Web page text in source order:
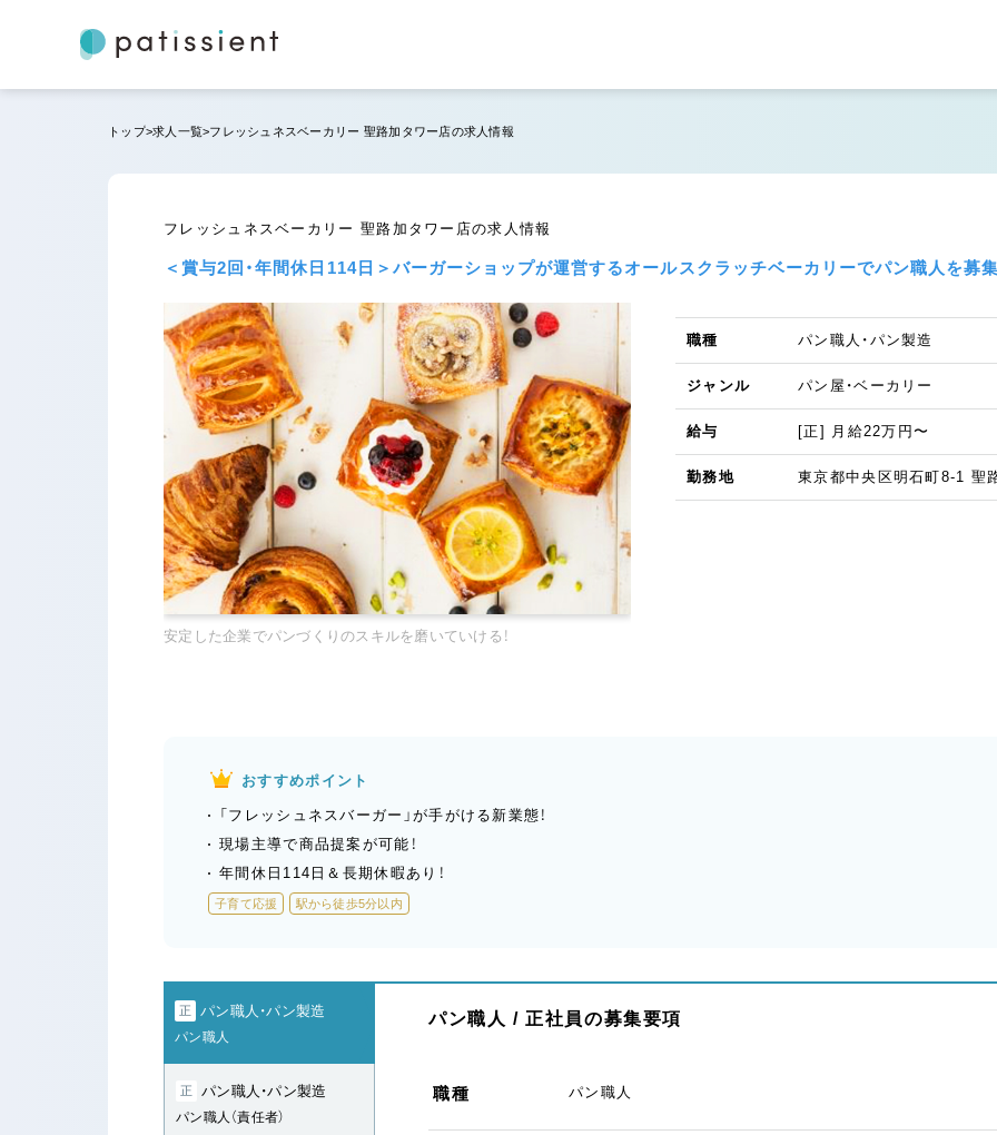
トップ 求人一覧 フレッシュネスベーカリー 聖路加タワー店の求人情報
フレッシュネスベーカリー 聖路加タワー店の求人情報
＜賞与2回・年間休日114日＞バーガーショップが運営するオールスクラッチベーカリーでパン職人を募集
安定した企業でパンづくりのスキルを磨いていける！
職種 パン職人・パン製造
ジャンル パン屋・ベーカリー
給与 [正] 月給22万円〜
勤務地 東京都中央区明石町8-1 聖
おすすめポイント
「フレッシュネスバーガー」が手がける新業態！
現場主導で商品提案が可能！
年間休日114日＆長期休暇あり！
子育て応援 駅から徒歩5分以内
正 パン職人・パン製造
パン職人
正 パン職人・パン製造
パン職人（責任者）
パン職人 / 正社員の募集要項
職種 パン職人